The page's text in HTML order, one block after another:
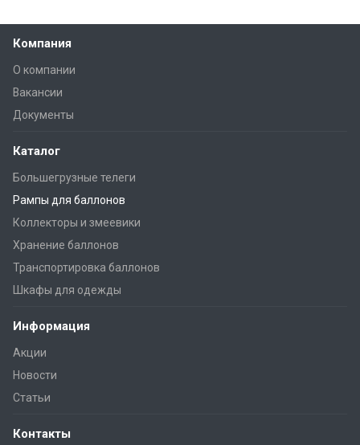
Компания
О компании
Вакансии
Документы
Каталог
Большегрузные телеги
Рампы для баллонов
Коллекторы и змеевики
Хранение баллонов
Транспортировка баллонов
Шкафы для одежды
Информация
Акции
Новости
Статьи
Контакты